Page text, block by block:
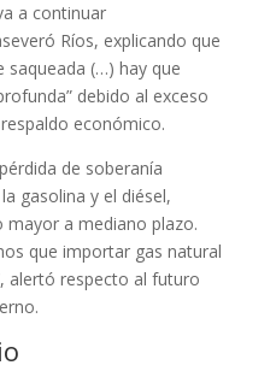
a continuar
Ríos, explicando que
saqueada (…) hay que
debido al exceso
económico.
de soberanía
gasolina y el diésel,
mayor a mediano plazo.
que importar gas natural
alertó respecto al futuro